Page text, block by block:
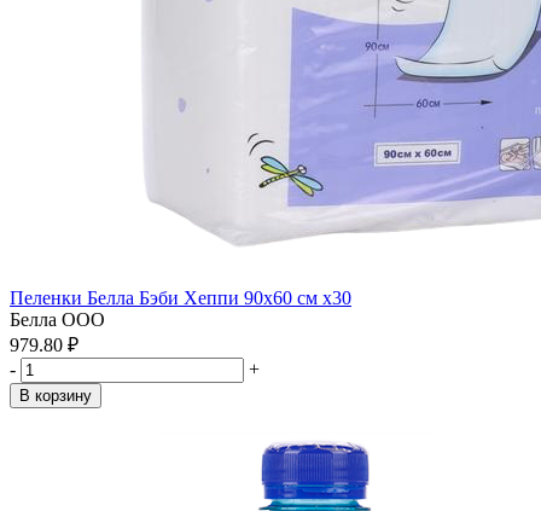
Пеленки Белла Бэби Хеппи 90х60 см x30
Белла ООО
979.80 ₽
-
+
В корзину